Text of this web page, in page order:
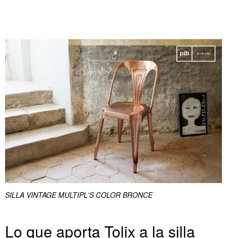
SILLA VINTAGE MULTIPL'S COLOR BRONCE
Lo que aporta Tolix a la silla